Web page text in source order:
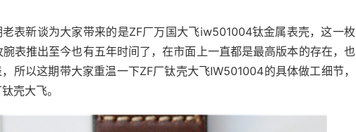
表新谈为大家带来的是ZF厂万国大飞iw501004钛金属表壳，这一枚
表推出至今也有五年时间了，在市面上一直都是最高版本的存在，也
所以这期带大家重温一下ZF厂钛壳大飞IW501004的具体做工细节，
壳大飞。